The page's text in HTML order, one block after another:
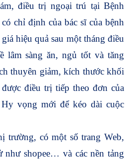
điều trị ngoại trú tại Bệnh
chỉ định của bác sĩ của bệnh
hiệu quả sau một tháng điều
lâm sàng ăn, ngủ tốt và tăng
thuyên giảm, kích thước khối
điều trị tiếp theo đơn của
vọng mới để kéo dài cuộc
trường, có một số trang Web,
như shopee… và các nền tảng